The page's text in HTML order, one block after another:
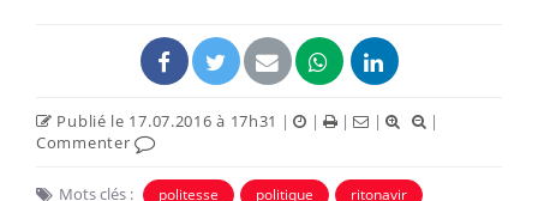
Publié le 17.07.2016 à 17h31 | | | |
|
Commenter
Mots clés : politesse politique
ritonavir